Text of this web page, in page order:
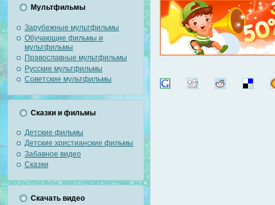
Мультфильмы
Зарубежные мультфильмы
Обучающие фильмы и
мультфильмы
Православные мультфильмы
Русские мультфильмы
Советские мультфильмы
Сказки и фильмы
Детские фильмы
Детские христианские фильмы
Забавное видео
Сказки
Скачать видео